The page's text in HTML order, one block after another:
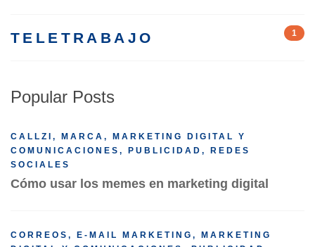
TELETRABAJO 1
Popular Posts
CALLZI , MARCA ,
MARKETING DIGITAL Y
COMUNICACIONES , PUBLICIDAD ,
REDES
SOCIALES
Cómo usar los memes en marketing digital
CORREOS , E-MAIL MARKETING ,
MARKETING